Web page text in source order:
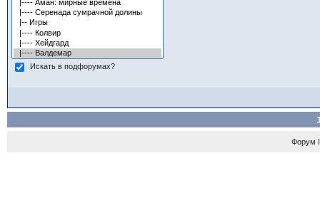
Искать в подфорумах?
Форум